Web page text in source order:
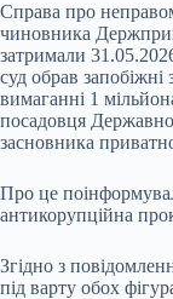
Справа про
чиновника
затримали
суд обрав
вимаганні 1
посадовця
засновника
Про це
антикорупційна
Згідно з
під варту обох